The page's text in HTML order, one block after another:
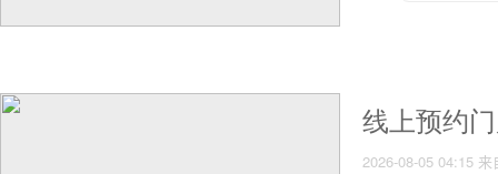
线上预约
2026-08-05 04:15 来